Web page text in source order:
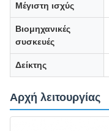
Μέγιστη ισχύς
Βιομηχανικές
συσκευές
Δείκτης
Αρχή λειτουργίας